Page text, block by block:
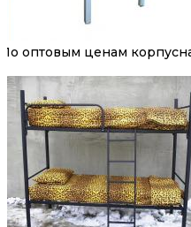
По оптовым ценам